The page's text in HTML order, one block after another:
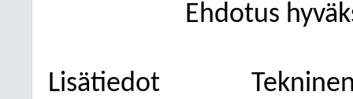
Ehdotus
Lisätiedot